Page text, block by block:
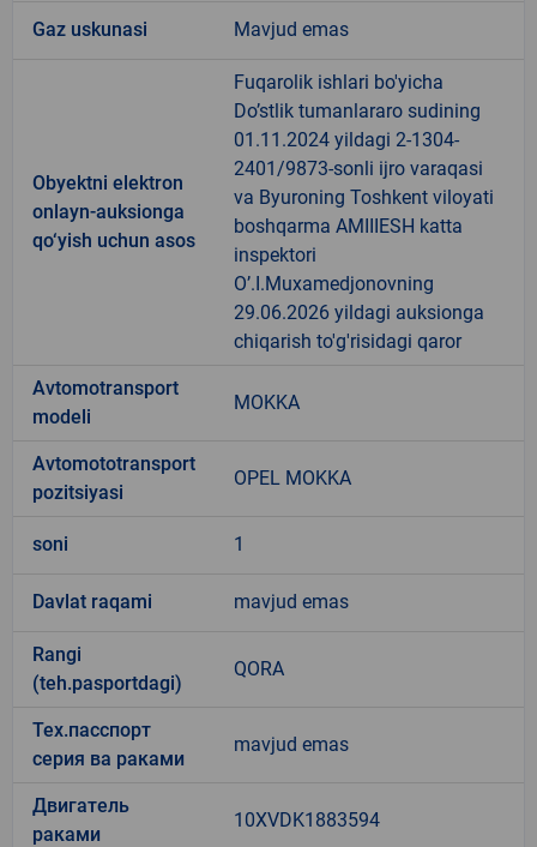
Gaz uskunasi Mavjud emas
Obyektni elektron
onlayn-auksionga
qo‘yish uchun asos
Fuqarolik ishlari bo'yicha
Do’stlik tumanlararo sudining
01.11.2024 yildagi 2-1304-
2401/9873-sonli ijro varaqasi
va Byuroning Toshkent viloyati
boshqarma AMIIIESH katta
inspektori
O’.I.Muxamedjonovning
29.06.2026 yildagi auksionga
chiqarish to'g'risidagi qaror
Avtomotransport
modeli
MOKKA
Avtomototransport
pozitsiyasi
OPEL MOKKA
soni 1
Davlat raqami mavjud emas
Rangi
(teh.pasportdagi)
QORA
Тех.пасспорт
серия ва раками
mavjud emas
Двигатель
раками
10XVDK1883594